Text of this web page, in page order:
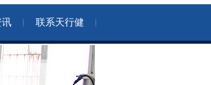
讯 联系天行健